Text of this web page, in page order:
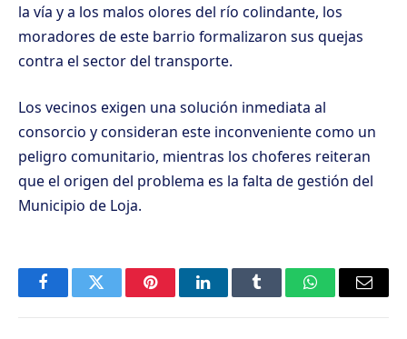
la vía y a los malos olores del río colindante, los
moradores de este barrio formalizaron sus quejas
contra el sector del transporte.
Los vecinos exigen una solución inmediata al
consorcio y consideran este inconveniente como un
peligro comunitario, mientras los choferes reiteran
que el origen del problema es la falta de gestión del
Municipio de Loja.
FacebookTwitter PinterestLinkedInTumblr WhatsAppEmail